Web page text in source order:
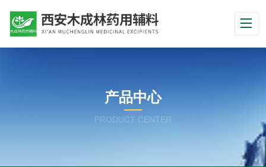
产品中心
PRODUCT CENTER